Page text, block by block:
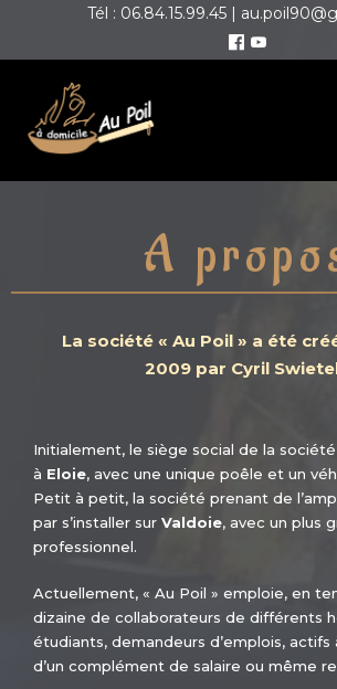
Tél : 06.84.15.99.45 |
A
La société « Au Poil » a été
2009 par Cyril
Initialement, le siège social de la
à Eloie, avec une unique poêle et un
Petit à petit, la société prenant de
par s’installer sur Valdoie, avec un plus
professionnel.
Actuellement, « Au Poil » emploie, en
dizaine de collaborateurs de différents
étudiants, demandeurs d’emplois, actifs
d’un complément de salaire ou même